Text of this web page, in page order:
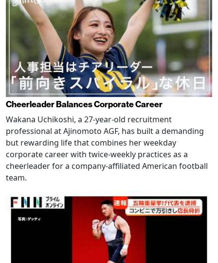
Cheerleader Balances Corporate Career
Wakana Uchikoshi, a 27-year-old recruitment
professional at Ajinomoto AGF, has built a demanding
but rewarding life that combines her weekday
corporate career with twice-weekly practices as a
cheerleader for a company-affiliated American football
team.